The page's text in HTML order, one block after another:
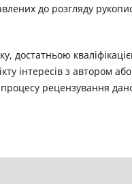
до розгляду
достатньою
інтересів з автором
рецензування